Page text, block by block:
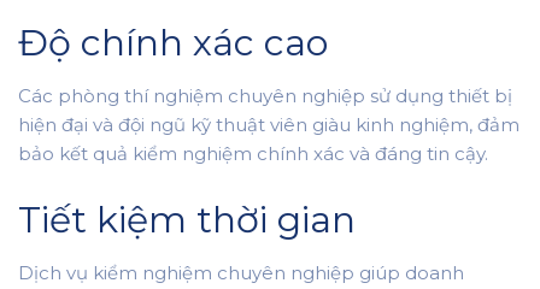
Độ chính xác cao
Các phòng thí nghiệm chuyên nghiệp sử dụng thiết bị
hiện đại và đội ngũ kỹ thuật viên giàu kinh nghiệm, đảm
bảo kết quả kiểm nghiệm chính xác và đáng tin cậy.
Tiết kiệm thời gian
Dịch vụ kiểm nghiệm chuyên nghiệp giúp doanh